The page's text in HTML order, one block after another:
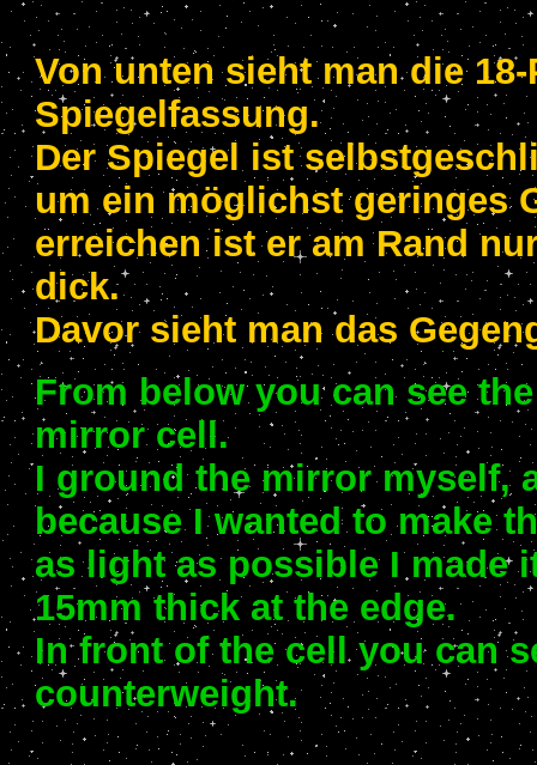
Von unten sieht man die
Spiegelfassung.
Der Spiegel ist
um ein möglichst geringes
erreichen ist er am Rand
dick.
Davor sieht man das
From below you can see
mirror cell.
I ground the mirror myself,
because I wanted to make
as light as possible I made
15mm thick at the edge.
In front of the cell you can
counterweight.